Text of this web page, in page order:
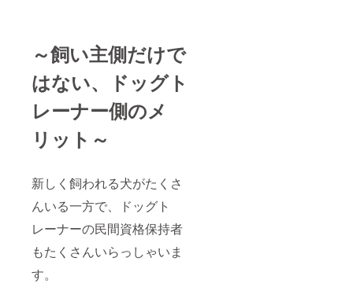
～飼い主側だけで
はない、ドッグト
レーナー側のメ
リット～
新しく飼われる犬がたくさ
んいる一方で、ドッグト
レーナーの民間資格保持者
もたくさんいらっしゃいま
す。